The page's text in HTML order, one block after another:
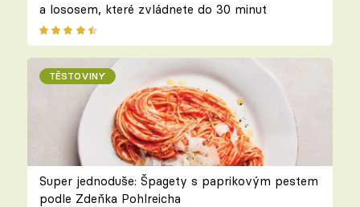
a lososem, které zvládnete do 30 minut
TĚSTOVINY
Super jednoduše: Špagety s paprikovým pestem
podle Zdeňka Pohlreicha